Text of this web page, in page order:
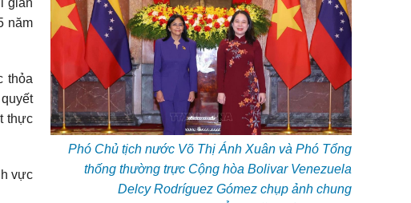
Phó Chủ tịch nước Võ Thị Ánh Xuân và Phó Tổng
thống thường trực Cộng hòa Bolivar Venezuela
Delcy Rodríguez Gómez chụp ảnh chung
gian
năm
thỏa
thực
vực